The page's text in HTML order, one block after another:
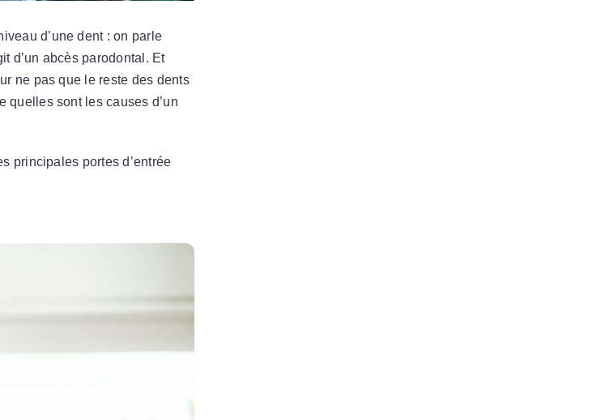
d’une dent : on parle
d’un abcès parodontal. Et
ne pas que le reste des dents
quelles sont les causes d’un
principales portes d’entrée